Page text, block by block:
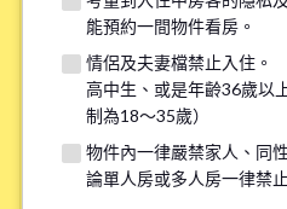
考量現有住戶的安全與隱私，每
若您的需求與其他物件匹配，我
額外選項，請填寫下方資訊以供
能預約一間物件看房。
情侶及夫妻檔禁止入住。
高中生、或是年齡36歲以
制為18～35歲）
物件內一律嚴禁家人、同
論單人房或多人房一律禁止